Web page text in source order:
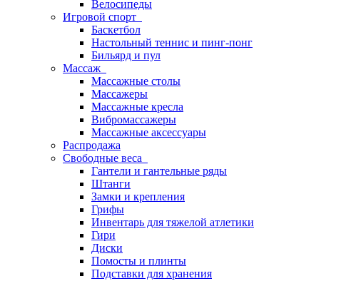
Велосипеды
Игровой спорт
Баскетбол
Настольный теннис и пинг-понг
Бильярд и пул
Массаж
Массажные столы
Массажеры
Массажные кресла
Вибромассажеры
Массажные аксессуары
Распродажа
Свободные веса
Гантели и гантельные ряды
Штанги
Замки и крепления
Грифы
Инвентарь для тяжелой атлетики
Гири
Диски
Помосты и плинты
Подставки для хранения